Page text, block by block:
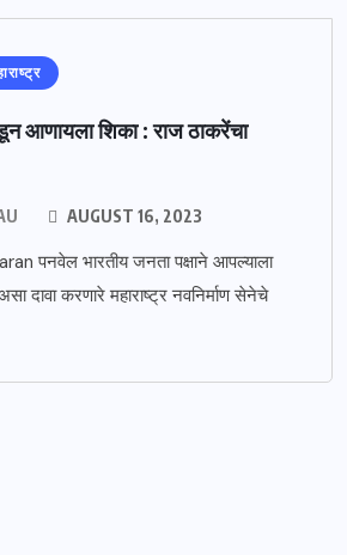
आणायला शिका : राज ठाकरेंचा
AUGUST 16, 2023
पनवेल भारतीय जनता पक्षाने आपल्याला
दावा करणारे महाराष्ट्र नवनिर्माण सेनेचे